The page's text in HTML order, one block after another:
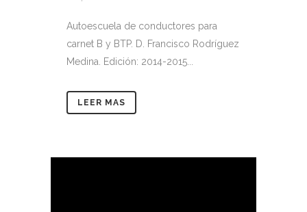
Autoescuela de conductores para
carnet B y BTP. D. Francisco Rodríguez
Medina. Edición: 2014-2015...
LEER MAS